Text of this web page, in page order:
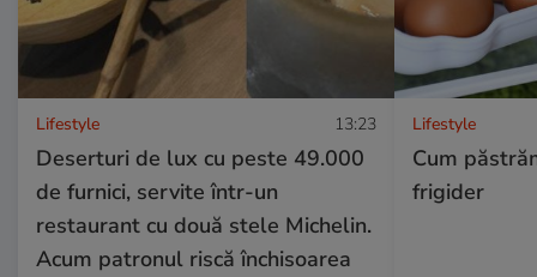
Lifestyle 13:23
Deserturi de lux cu peste 49.000
de furnici, servite într-un
restaurant cu două stele Michelin.
Acum patronul riscă închisoarea
Lifestyle
Cum
frigider